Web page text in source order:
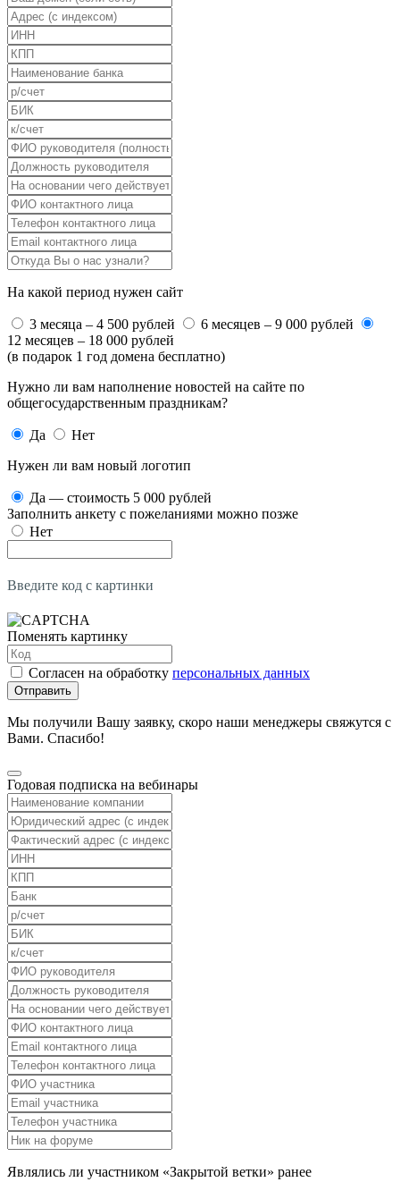
На какой период нужен сайт
3 месяца – 4 500 рублей
6 месяцев – 9 000 рублей
12 месяцев – 18 000 рублей
(в подарок 1 год домена бесплатно)
Нужно ли вам наполнение новостей на сайте по
общегосударственным праздникам?
Да
Нет
Нужен ли вам новый логотип
Да — стоимость 5 000 рублей
Заполнить анкету с пожеланиями можно позже
Нет
Введите код с картинки
Поменять картинку
Согласен на обработку персональных данных
Отправить
Мы получили Вашу заявку, скоро наши менеджеры свяжутся с
Вами. Спасибо!
Годовая подписка на вебинары
Являлись ли участником «Закрытой ветки» ранее